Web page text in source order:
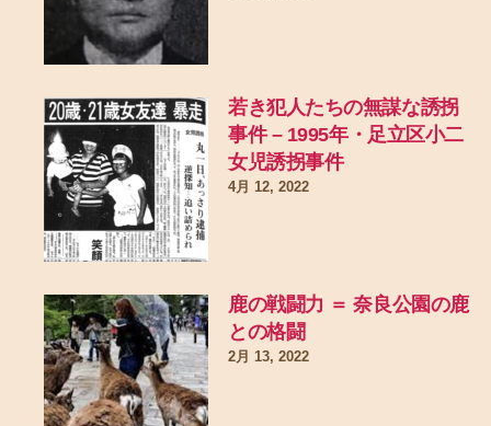
若き犯人たちの無謀な誘拐
事件 – 1995年・足立区小二
女児誘拐事件
4月 12, 2022
鹿の戦闘力 ＝ 奈良公園の鹿
との格闘
2月 13, 2022